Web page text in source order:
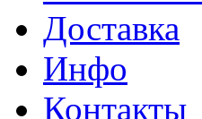
Доставка
Инфо
Контакты